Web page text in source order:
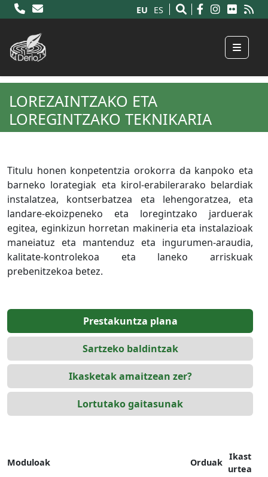
EU ES
Menu
LOREZAINTZAKO ETA
LOREGINTZAKO TEKNIKARIA
Titulu honen konpetentzia orokorra da kanpoko eta
barneko lorategiak eta kirol-erabilerarako belardiak
instalatzea, kontserbatzea eta lehengoratzea, eta
landare-ekoizpeneko eta loregintzako jarduerak
egitea, eginkizun horretan makineria eta instalazioak
maneiatuz eta mantenduz eta ingurumen-araudia,
kalitate-kontrolekoa eta laneko arriskuak
prebenitzekoa betez.
Prestakuntza plana
Sartzeko baldintzak
Ikasketak amaitzean zer?
Lortutako gaitasunak
Moduloak Orduak
Ikast
urtea